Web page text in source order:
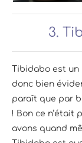
3.
Tibidabo est
donc bien
paraît que par
! Bon ce n’était
avons quand